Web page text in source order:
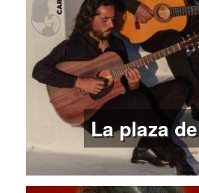
La plaza